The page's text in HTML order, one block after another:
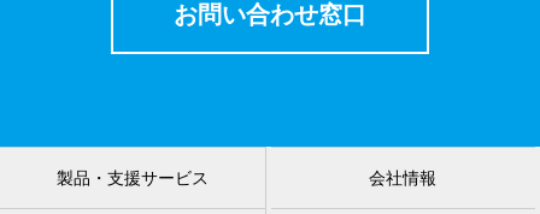
お問い合わせ窓口
製品・支援サービス 会社情報